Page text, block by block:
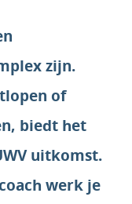
zijn.
of
biedt het
uitkomst.
werk je